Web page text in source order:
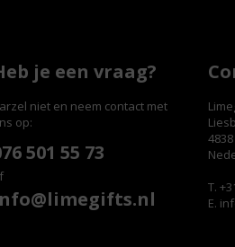
je een vraag?
niet en neem contact met
op:
501 55 73
T.
E.